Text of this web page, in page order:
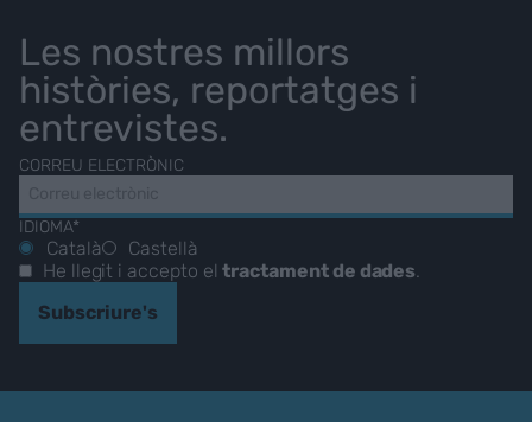
Les nostres millors
històries, reportatges i
entrevistes.
CORREU ELECTRÒNIC
IDIOMA*
Català
Castellà
He llegit i accepto eltractament de dades
Subscriure's